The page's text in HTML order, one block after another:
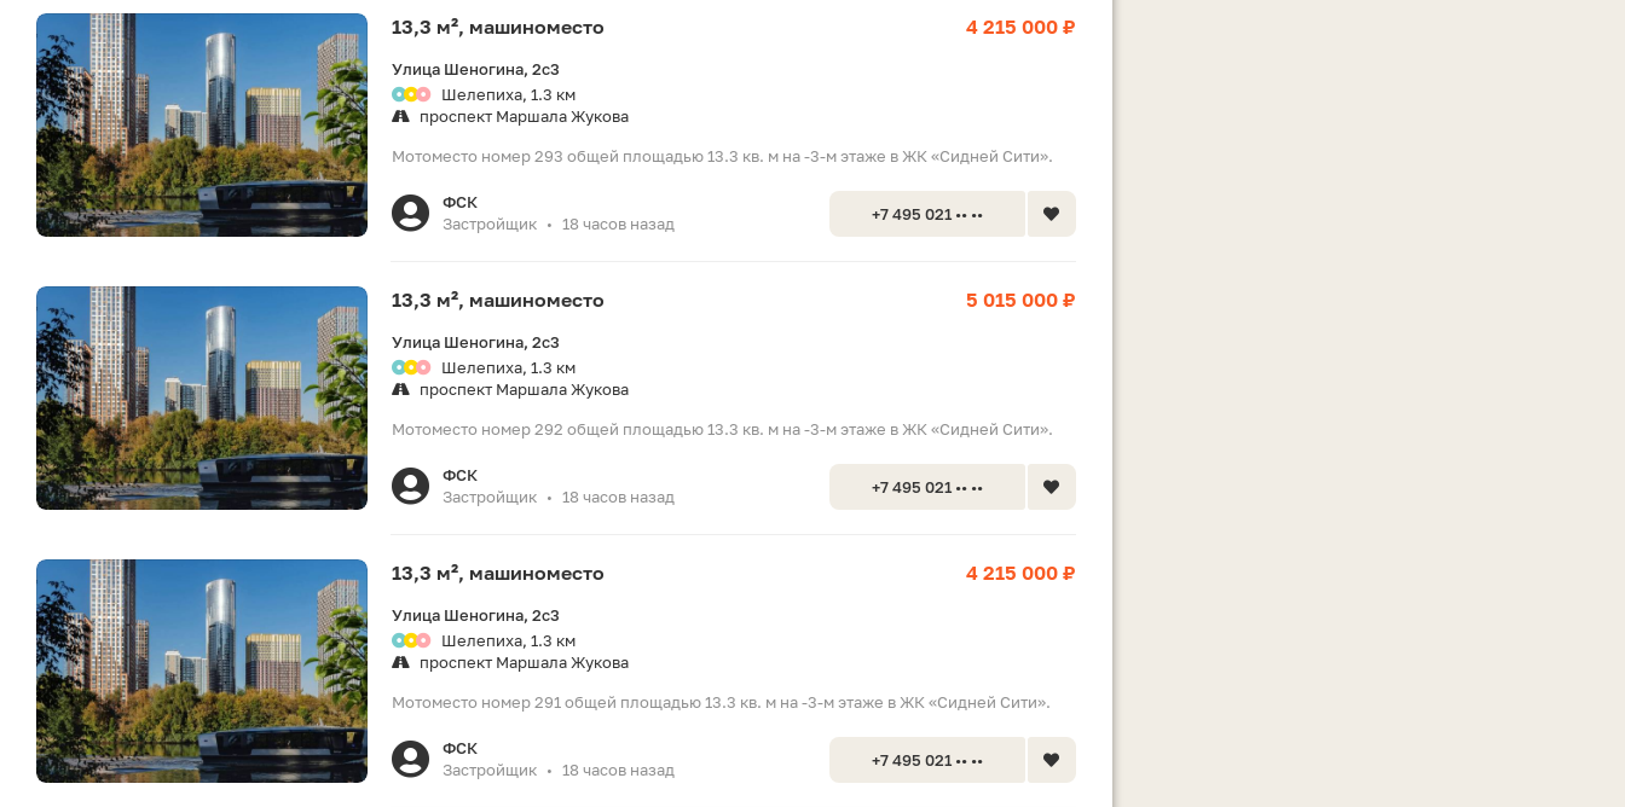
13,3 м², машиноместо 4 215 000 ₽
Улица Шеногина, 2с3
Шелепиха, 1.3 км
проспект Маршала Жукова
Мотоместо номер 293 общей площадью 13.3 кв. м на -3-м этаже в ЖК «Сидней Сити».
ФСК
Застройщик • 18 часов назад +7 495 021 •• ••
13,3 м², машиноместо 5 015 000 ₽
Улица Шеногина, 2с3
Шелепиха, 1.3 км
проспект Маршала Жукова
Мотоместо номер 292 общей площадью 13.3 кв. м на -3-м этаже в ЖК «Сидней Сити».
ФСК
Застройщик • 18 часов назад +7 495 021 •• ••
13,3 м², машиноместо 4 215 000 ₽
Улица Шеногина, 2с3
Шелепиха, 1.3 км
проспект Маршала Жукова
Мотоместо номер 291 общей площадью 13.3 кв. м на -3-м этаже в ЖК «Сидней Сити».
ФСК
Застройщик • 18 часов назад +7 495 021 •• ••